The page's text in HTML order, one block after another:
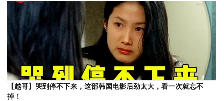
【越哥】哭到停不下来，这部韩国电影后劲太大，看一次就忘不
掉！